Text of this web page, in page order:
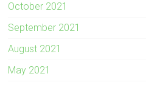
October 2021
September 2021
August 2021
May 2021